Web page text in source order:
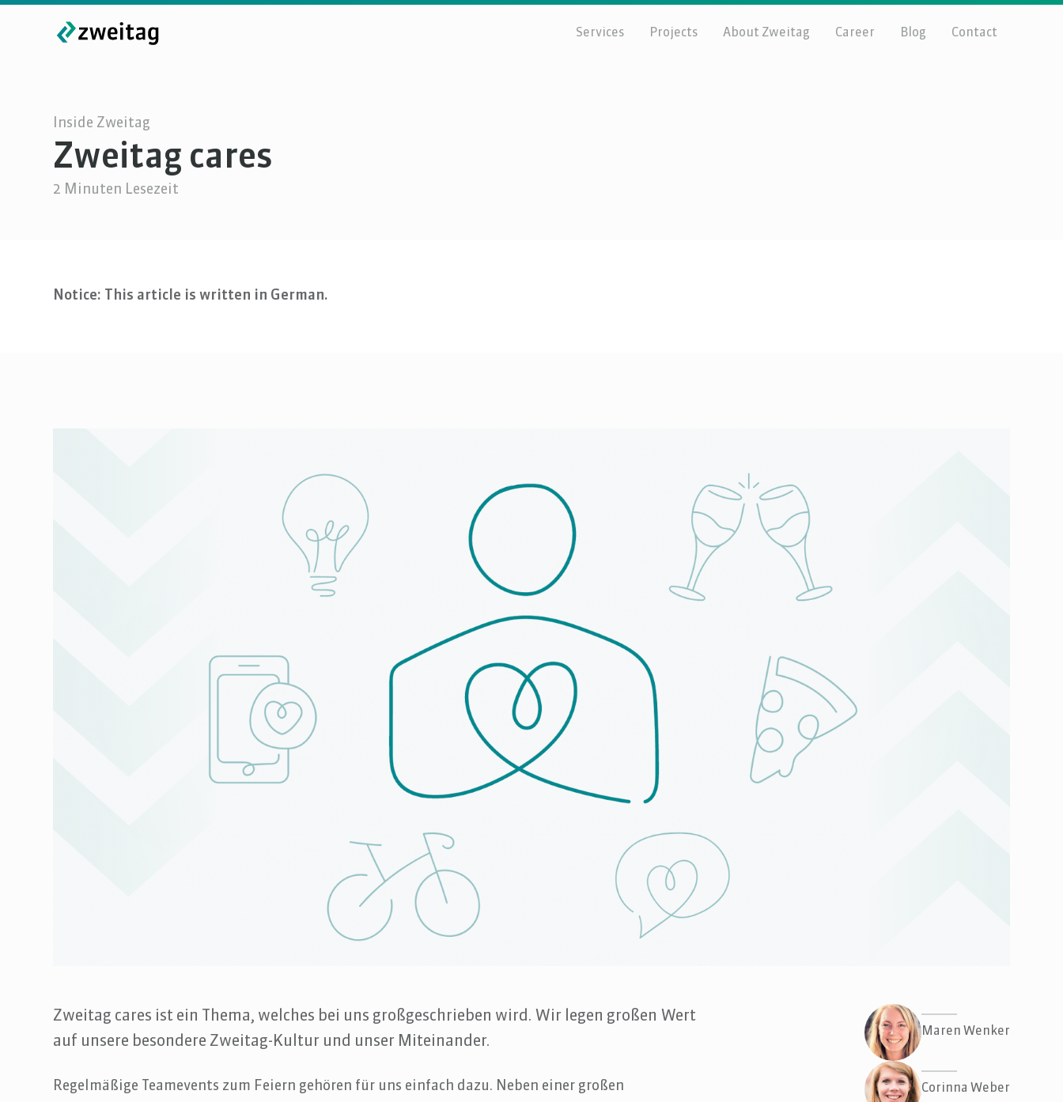
Services Projects About Zweitag Career Blog Contact
Inside Zweitag
Zweitag cares
2 Minuten Lesezeit
Notice: This article is written in German.
Zweitag cares ist ein Thema, welches bei uns großgeschrieben wird. Wir legen großen Wert
auf unsere besondere Zweitag-Kultur und unser Miteinander.
Regelmäßige Teamevents zum Feiern gehören für uns einfach dazu. Neben einer großen
Maren Wenker
Corinna Weber